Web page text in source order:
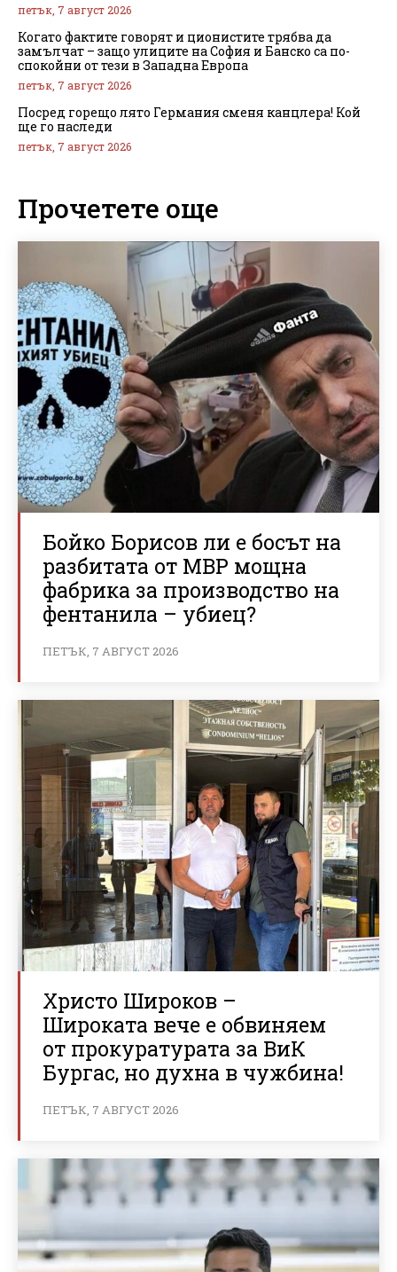
петък, 7 август 2026
Когато фактите говорят и ционистите трябва да
замълчат – защо улиците на София и Банско са по-
спокойни от тези в Западна Европа
петък, 7 август 2026
Посред горещо лято Германия сменя канцлера! Кой
ще го наследи
петък, 7 август 2026
Прочетете още
Бойко Борисов ли е босът на
разбитата от МВР мощна
фабрика за производство на
фентанила – убиец?
ПЕТЪК, 7 АВГУСТ 2026
Христо Широков –
Широката вече е обвиняем
от прокуратурата за ВиК
Бургас, но духна в чужбина!
ПЕТЪК, 7 АВГУСТ 2026